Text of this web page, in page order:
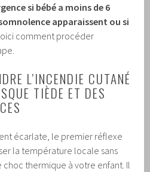
si bébé a moins de 6
apparaissent ou si
comment procéder
L’INCENDIE CUTANÉ
TIÈDE ET DES
écarlate, le premier réflexe
la température locale sans
thermique à votre enfant. Il